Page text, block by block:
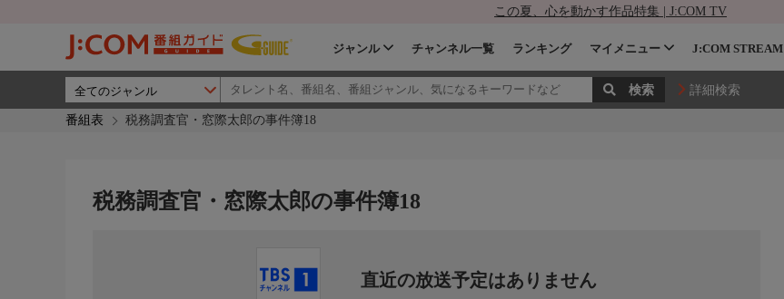
この夏、心を動かす作品特集 | J:COM TV
ジャンル チャンネル一覧 ランキング マイメニュー J:COM STREAM
詳細検索
番組表 税務調査官・窓際太郎の事件簿18
税務調査官・窓際太郎の事件簿18
直近の放送予定はありません